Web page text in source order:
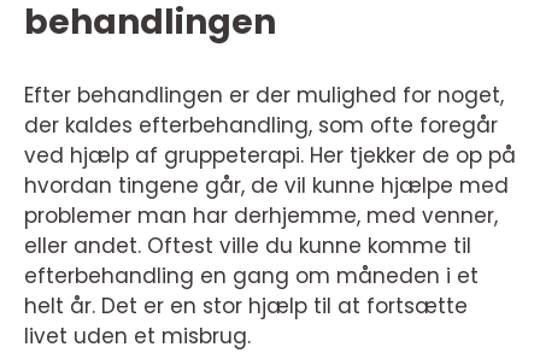
behandlingen
Efter behandlingen er der mulighed for noget,
der kaldes efterbehandling, som ofte foregår
ved hjælp af gruppeterapi. Her tjekker de op på
hvordan tingene går, de vil kunne hjælpe med
problemer man har derhjemme, med venner,
eller andet. Oftest ville du kunne komme til
efterbehandling en gang om måneden i et
helt år. Det er en stor hjælp til at fortsætte
livet uden et misbrug.